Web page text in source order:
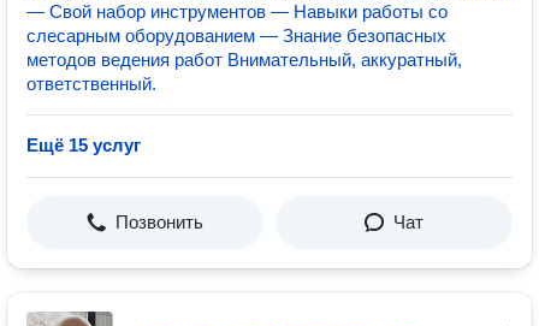
— Свой набор инструментов — Навыки работы со
слесарным оборудованием — Знание безопасных
методов ведения работ Внимательный, аккуратный,
ответственный.
Ещё 15 услуг
Позвонить Чат